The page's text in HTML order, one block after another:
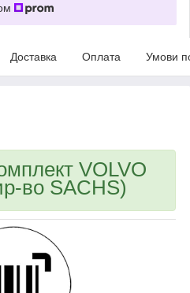
Доставка Оплата Умови
VOLVO
во SACHS)